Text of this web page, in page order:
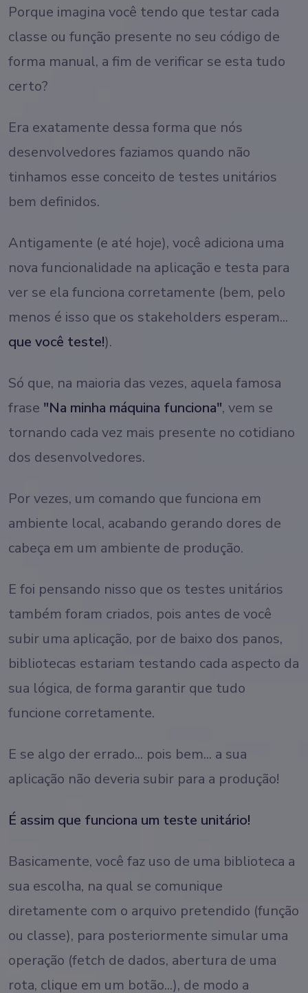
Porque imagina você tendo que testar cada
classe ou função presente no seu código de
forma manual, a fim de verificar se esta tudo
certo?
Era exatamente dessa forma que nós
desenvolvedores faziamos quando não
tinhamos esse conceito de testes unitários
bem definidos.
Antigamente (e até hoje), você adiciona uma
nova funcionalidade na aplicação e testa para
ver se ela funciona corretamente (bem, pelo
menos é isso que os stakeholders esperam...
que você teste!).
Só que, na maioria das vezes, aquela famosa
frase "Na minha máquina funciona", vem se
tornando cada vez mais presente no cotidiano
dos desenvolvedores.
Por vezes, um comando que funciona em
ambiente local, acabando gerando dores de
cabeça em um ambiente de produção.
E foi pensando nisso que os testes unitários
também foram criados, pois antes de você
subir uma aplicação, por de baixo dos panos,
bibliotecas estariam testando cada aspecto da
sua lógica, de forma garantir que tudo
funcione corretamente.
E se algo der errado... pois bem... a sua
aplicação não deveria subir para a produção!
É assim que funciona um teste unitário!
Basicamente, você faz uso de uma biblioteca a
sua escolha, na qual se comunique
diretamente com o arquivo pretendido (função
ou classe), para posteriormente simular uma
operação (fetch de dados, abertura de uma
rota, clique em um botão...), de modo a